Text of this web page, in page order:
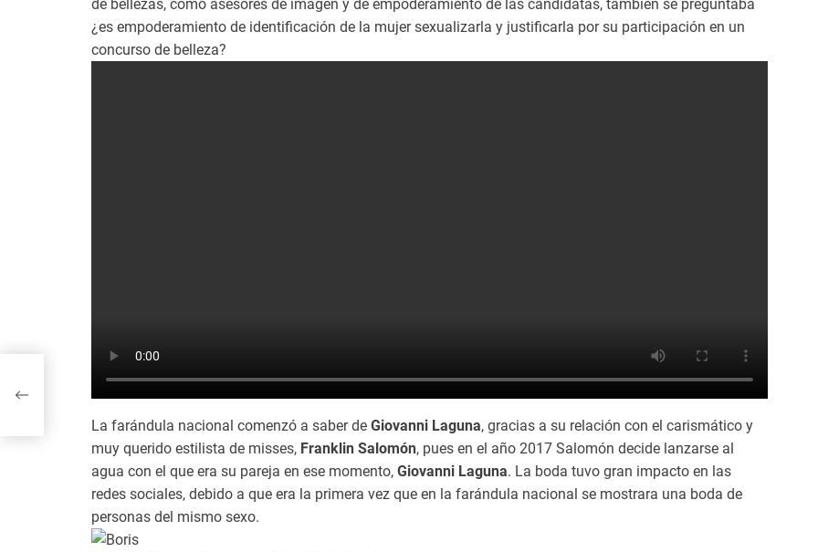
de bellezas, como asesores de imagen y de empoderamiento de las candidatas, también se preguntaba
¿es empoderamiento de identificación de la mujer sexualizarla y justificarla por su participación en un
concurso de belleza?
La farándula nacional comenzó a saber de Giovanni Laguna, gracias a su relación con el carismático y
muy querido estilista de misses, Franklin Salomón, pues en el año 2017 Salomón decide lanzarse al
agua con el que era su pareja en ese momento, Giovanni Laguna. La boda tuvo gran impacto en las
redes sociales, debido a que era la primera vez que en la farándula nacional se mostrara una boda de
personas del mismo sexo.